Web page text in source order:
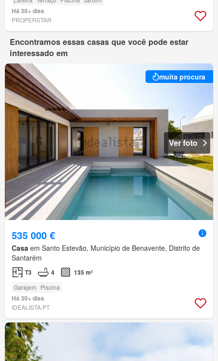
Há 30+ dias
PROPERSTAR
Encontramos essas casas que você pode estar
interessado em
muita procura
Ver foto
535 000 €
Casa em Santo Estevão, Município de Benavente, Distrito de
Santarém
T3 4 135 m²
Garajem Piscina
Há 30+ dias
IDEALISTA.PT